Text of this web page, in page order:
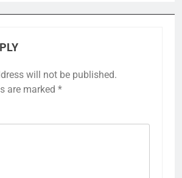
will not be published.
are marked *